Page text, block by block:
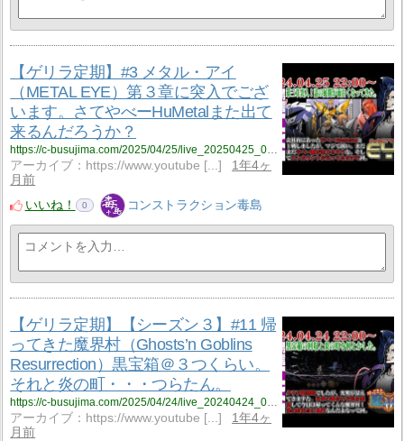
【ゲリラ定期】#3 メタル・アイ
（METAL EYE）第３章に突入でござ
います。さてやべーHuMetalまた出て
来るんだろうか？
https://c-busujima.com/2025/04/25/live_20250425_001/
アーカイブ：https://www.youtube [...]
1年4ヶ
月前
いいね！
0 コンストラクション毒島
【ゲリラ定期】【シーズン３】#11 帰
ってきた魔界村（Ghosts’n Goblins
Resurrection）黒宝箱＠３つくらい。
それと炎の町・・・つらたん。
https://c-busujima.com/2025/04/24/live_20240424_002/
アーカイブ：https://www.youtube [...]
1年4ヶ
月前